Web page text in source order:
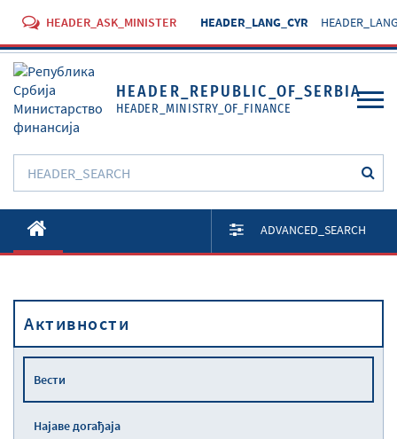
HEADER_ASK_MINISTER HEADER_LANG_CYR
HEADER_REPUBLIC_OF_SERBIA
HEADER_MINISTRY_OF_FINANCE
O Министарству
Активности
Прописи
Услуге
ADVANCED_SEARCH
Активности
Вести
Најаве догађаја